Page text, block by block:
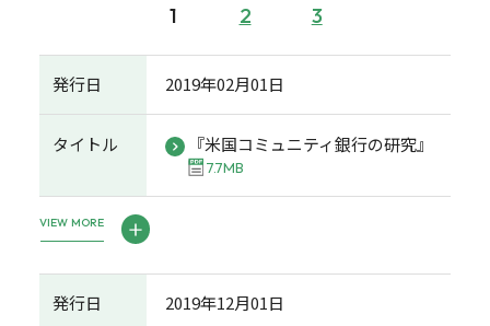
1 2 3
発行日 2019年02月01日
タイトル 『米国コミュニティ銀行の研究』
7.7MB
VIEW MORE
発行日 2019年12月01日